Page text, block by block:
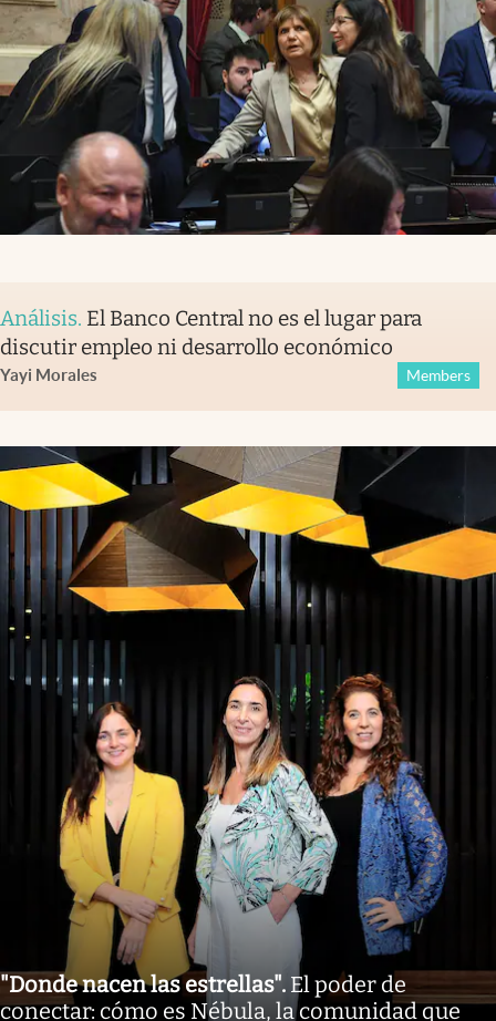
Análisis. El Banco Central no es el lugar para
discutir empleo ni desarrollo económico
Yayi Morales Members
"Donde nacen las estrellas". El poder de
conectar: cómo es Nébula, la comunidad que